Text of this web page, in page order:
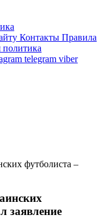
Контакты Правила
политика
telegram viber
футболиста –
заявление